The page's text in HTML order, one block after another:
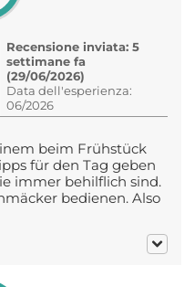
Recensione inviata: 5
settimane fa
(29/06/2026)
Data dell'esperienza:
06/2026
beim Frühstück
für den Tag geben
immer behilflich sind.
bedienen. Also